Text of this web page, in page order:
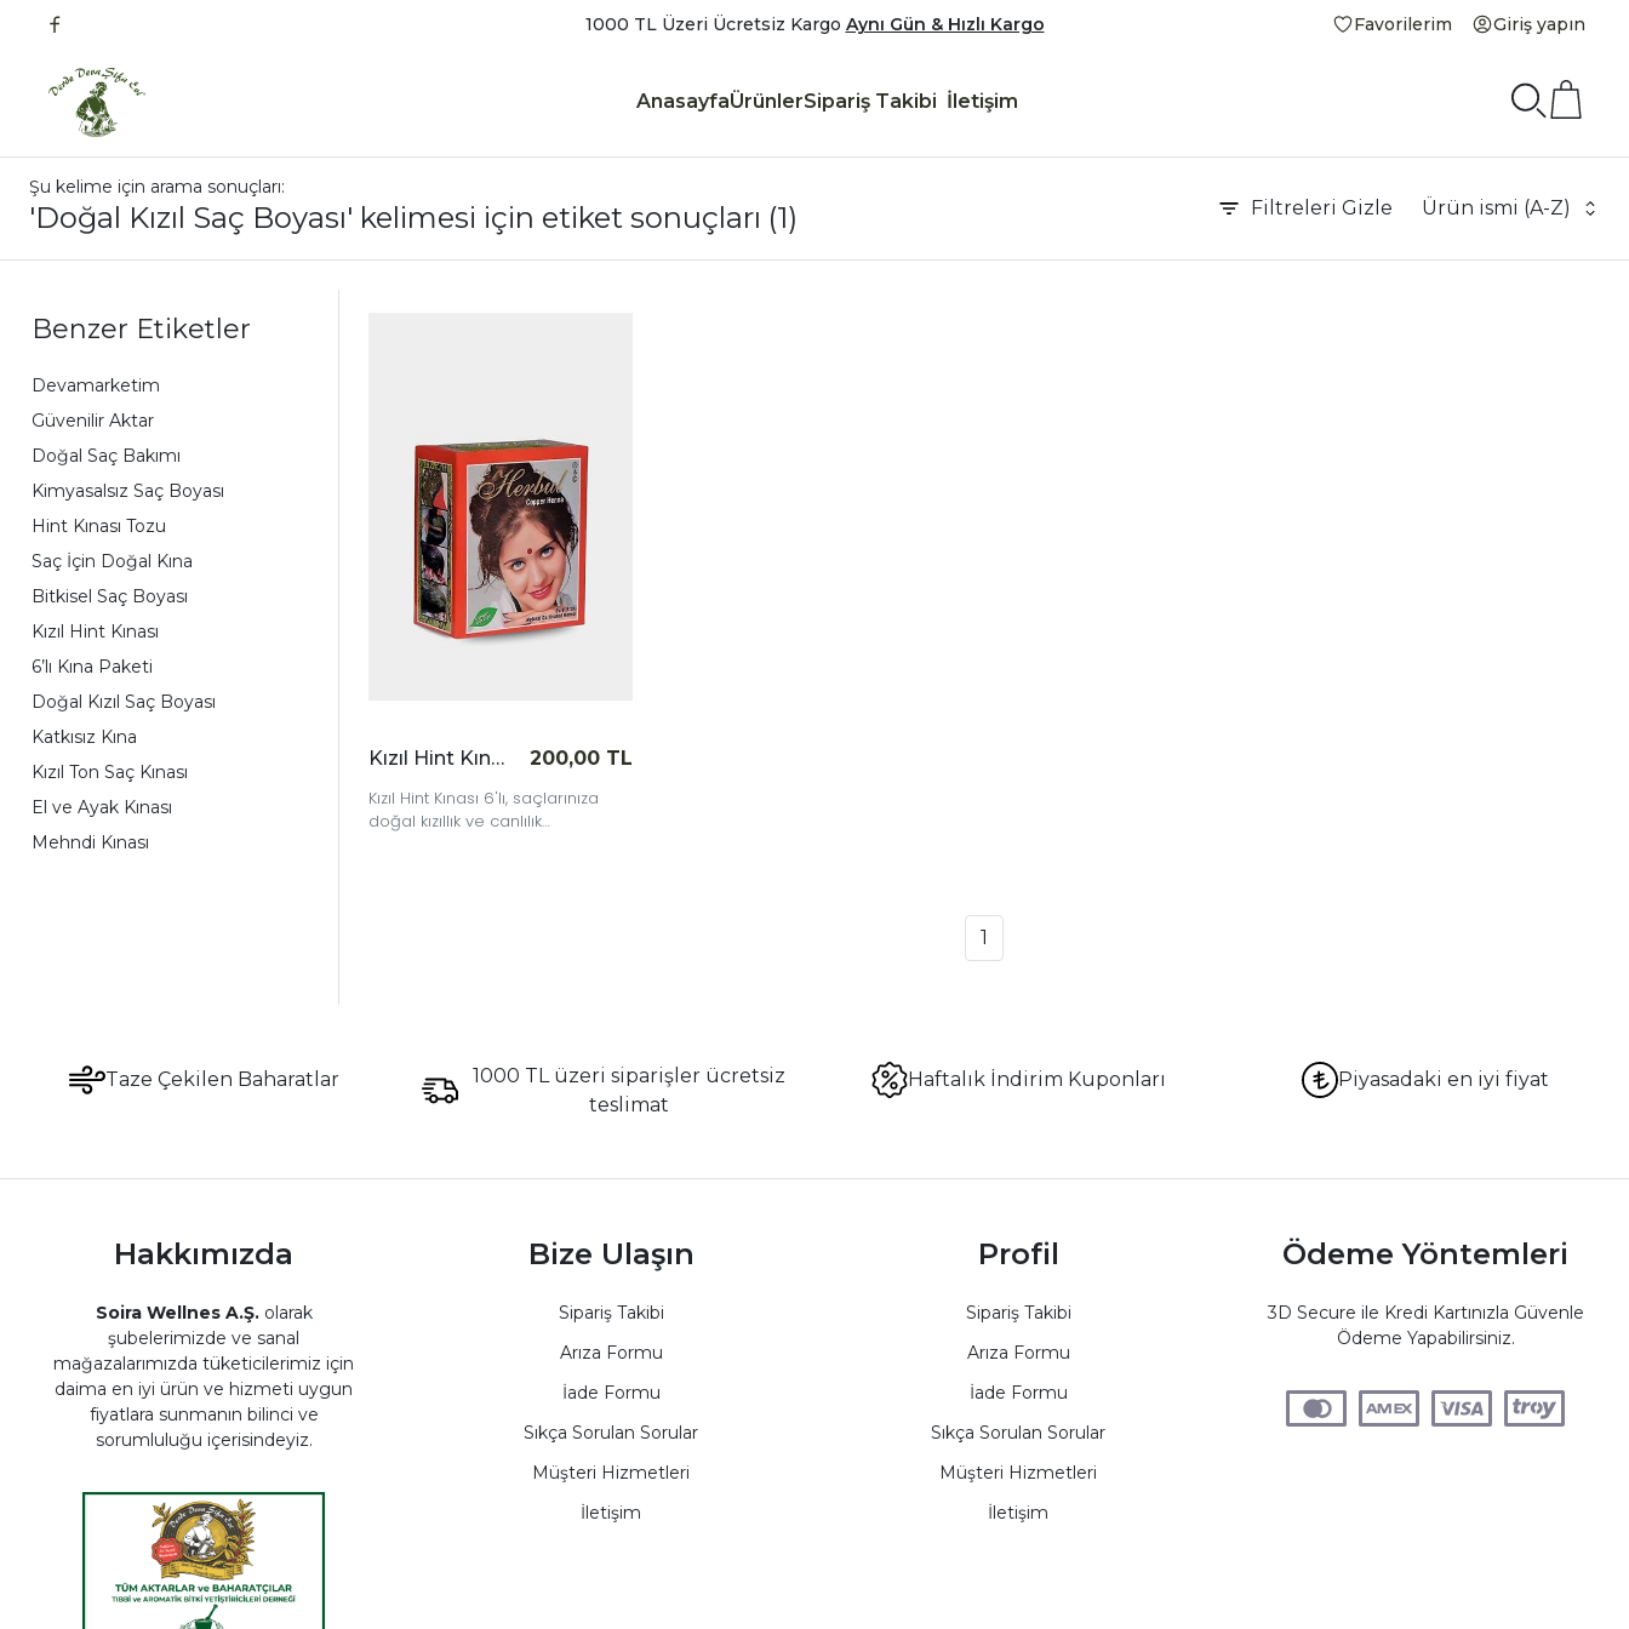
1000 TL Üzeri Ücretsiz Kargo Aynı Gün & Hızlı Kargo Favorilerim Giriş yapın
AnasayfaÜrünlerSipariş Takibi İletişim
Şu kelime için arama sonuçları:
'Doğal Kızıl Saç Boyası' kelimesi için etiket sonuçları (1) Filtreleri Gizle Ürün ismi (A-Z)
Benzer Etiketler
Devamarketim
Güvenilir Aktar
Doğal Saç Bakımı
Kimyasalsız Saç Boyası
Hint Kınası Tozu
Saç İçin Doğal Kına
Bitkisel Saç Boyası
Kızıl Hint Kınası
6’lı Kına Paketi
Doğal Kızıl Saç Boyası
Katkısız Kına
Kızıl Ton Saç Kınası
El ve Ayak Kınası
Mehndi Kınası
Kızıl Hint Kınası 6'lı
200,00 TL
Kızıl Hint Kınası 6'lı, saçlarınıza
doğal kızıllık ve canlılık
1
Taze Çekilen Baharatlar
1000 TL üzeri siparişler ücretsiz
teslimat
Haftalık İndirim Kuponları Piyasadaki en iyi fiyat
Hakkımızda
Soira Wellnes A.Ş.olarak
şubelerimizde ve sanal
mağazalarımızda tüketicilerimiz için
daima en iyi ürün ve hizmeti uygun
fiyatlara sunmanın bilinci ve
sorumluluğu içerisindeyiz.
Bize Ulaşın
Sipariş Takibi
Arıza Formu
İade Formu
Sıkça Sorulan Sorular
Müşteri Hizmetleri
İletişim
Profil
Sipariş Takibi
Arıza Formu
İade Formu
Sıkça Sorulan Sorular
Müşteri Hizmetleri
İletişim
Ödeme Yöntemleri
3D Secure ile Kredi Kartınızla Güvenle
Ödeme Yapabilirsiniz.